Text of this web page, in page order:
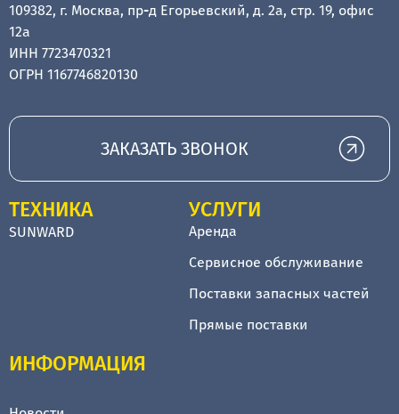
109382, г. Москва, пр-д Егорьевский, д. 2а, стр. 19, офис
12а
ИНН 7723470321
ОГРН 1167746820130
ЗАКАЗАТЬ ЗВОНОК
ТЕХНИКА
SUNWARD
УСЛУГИ
Аренда
Сервисное обслуживание
Поставки запасных частей
Прямые поставки
ИНФОРМАЦИЯ